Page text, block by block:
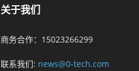
关于我们
商务合作：15023266299
联系我们: news@0-tech.com